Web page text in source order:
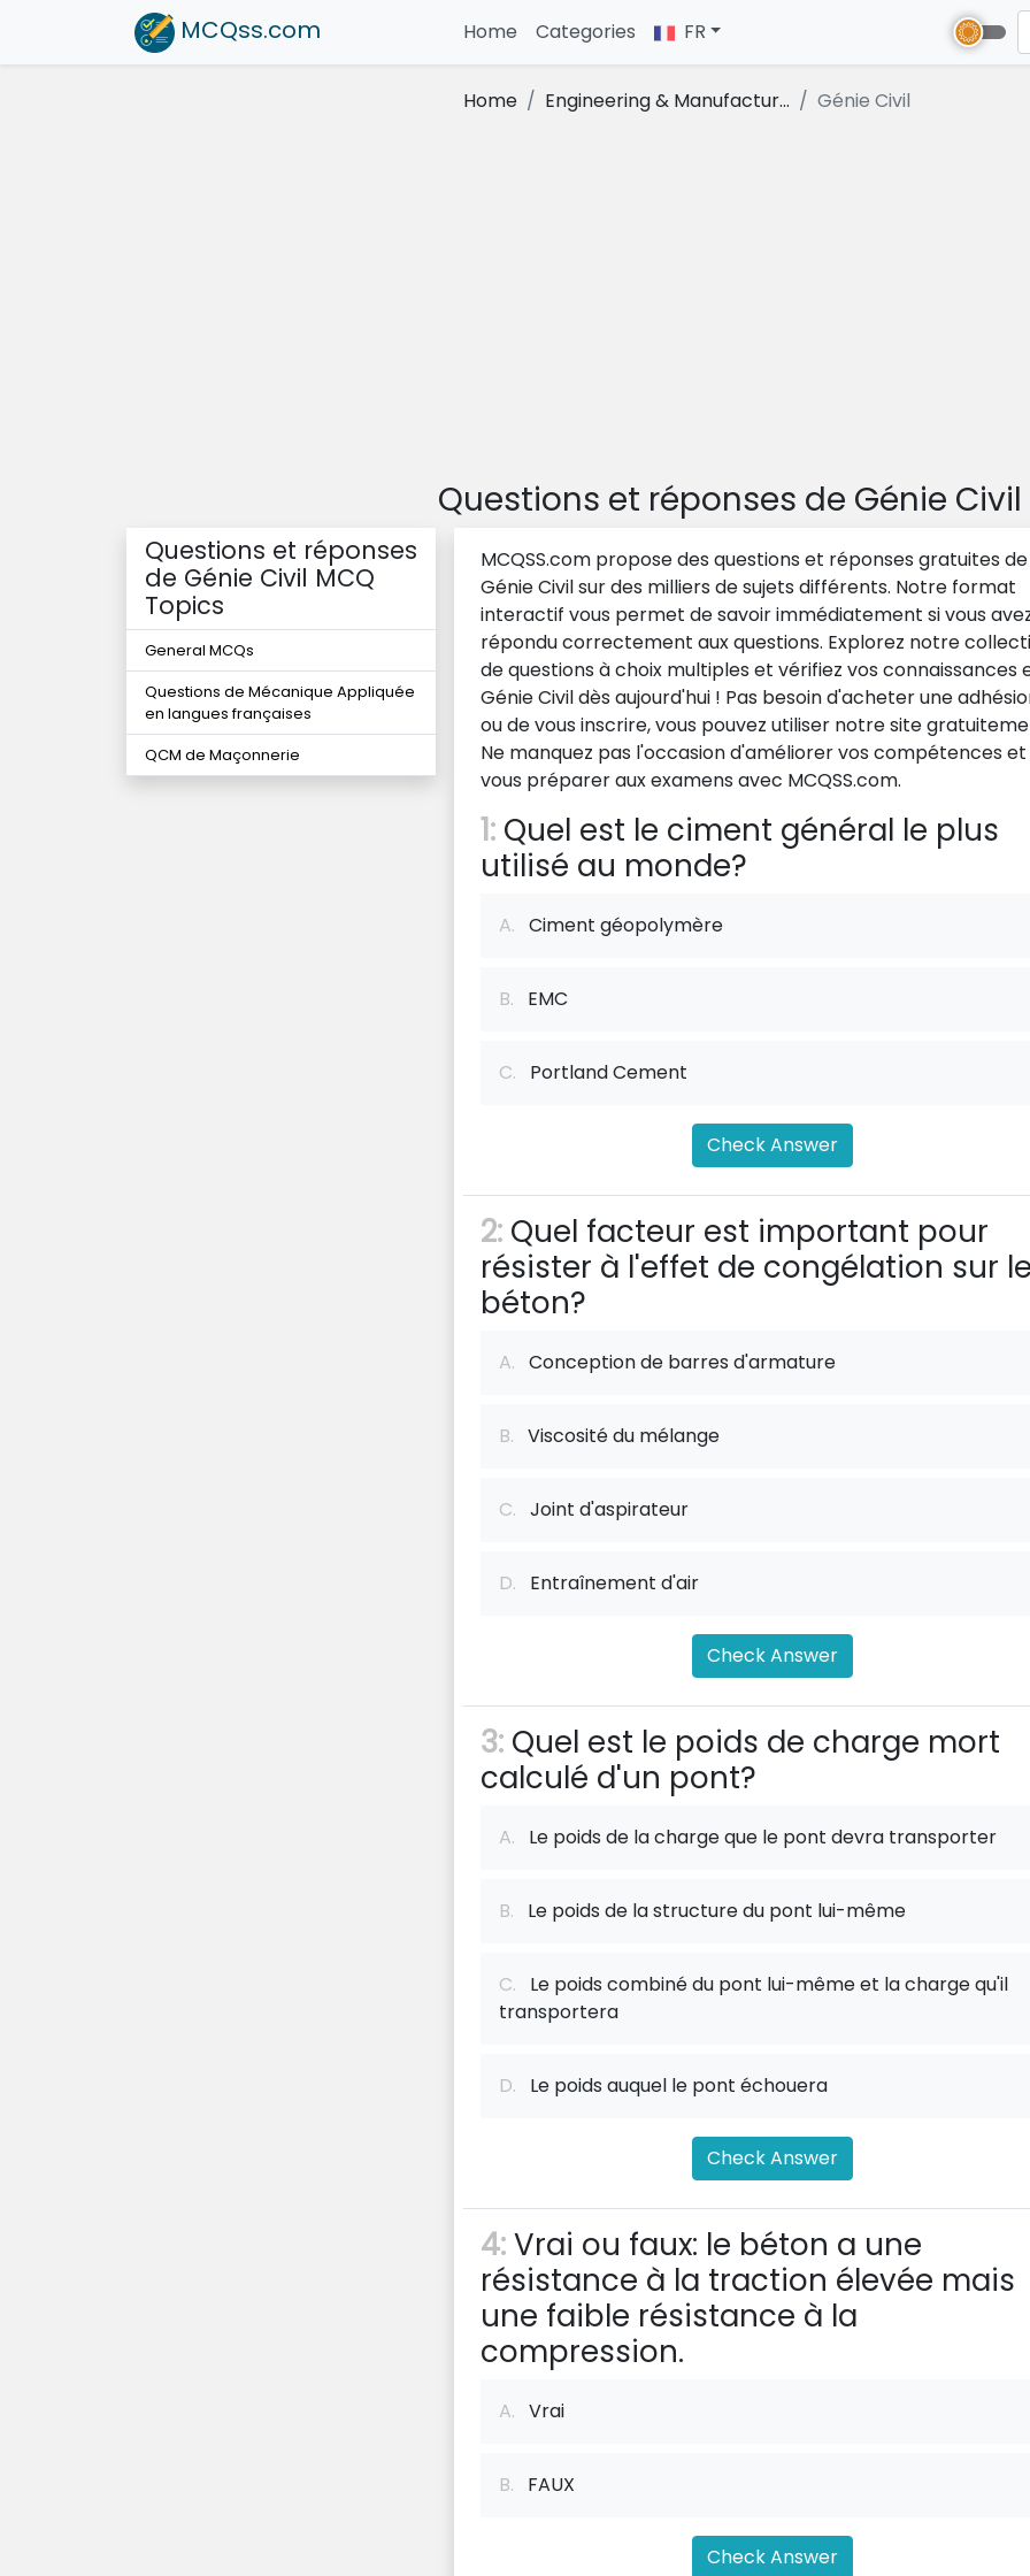
MCQss.com Home (current)
Categories FR
Home Engineering & Manufactur... Génie Civil
Questions et réponses de Génie Civil
Questions et réponses
de Génie Civil MCQ
Topics
General MCQs
Questions de Mécanique Appliquée
en langues françaises
QCM de Maçonnerie
MCQSS.com propose des questions et réponses gratuites de
Génie Civil sur des milliers de sujets différents. Notre format
interactif vous permet de savoir immédiatement si vous
répondu correctement aux questions. Explorez notre
de questions à choix multiples et vérifiez vos connaissances
Génie Civil dès aujourd'hui ! Pas besoin d'acheter une
ou de vous inscrire, vous pouvez utiliser notre site
Ne manquez pas l'occasion d'améliorer vos compétences
vous préparer aux examens avec MCQSS.com.
1: Quel est le ciment général le plus
utilisé au monde?
A. Ciment géopolymère
B. EMC
C. Portland Cement
Check Answer
2: Quel facteur est important pour
résister à l'effet de congélation sur
béton?
A. Conception de barres d'armature
B. Viscosité du mélange
C. Joint d'aspirateur
D. Entraînement d'air
Check Answer
3: Quel est le poids de charge mort
calculé d'un pont?
A. Le poids de la charge que le pont devra transporter
B. Le poids de la structure du pont lui-même
C. Le poids combiné du pont lui-même et la charge qu'il
transportera
D. Le poids auquel le pont échouera
Check Answer
4:Vrai ou faux: le béton a une
résistance à la traction élevée mais
une faible résistance à la
compression.
A. Vrai
B. FAUX
Check Answer